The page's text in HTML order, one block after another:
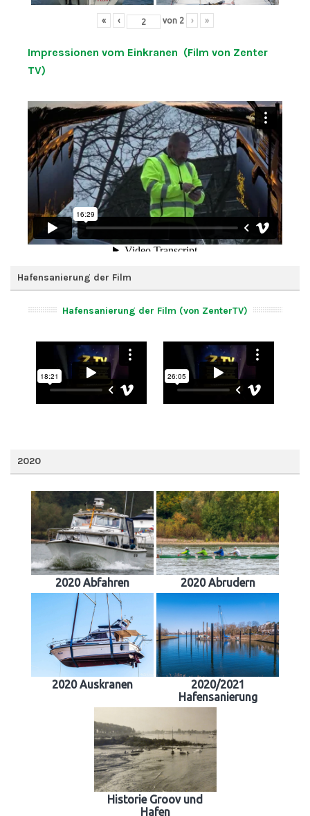
« ‹ von 2 › »
Impressionen vom Einkranen (Film von Zenter
TV)
Hafensanierung der Film
Hafensanierung der Film (von ZenterTV)
2020
2020 Abfahren 2020 Abrudern
2020 Auskranen
2020/2021
Hafensanierung
Historie Groov und
Hafen